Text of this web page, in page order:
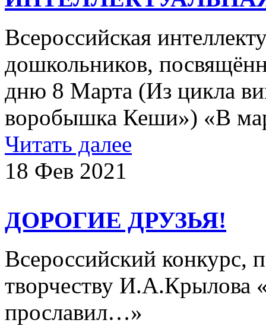
Всероссийская
дошкольников,
дню 8 Марта (Из цикла
воробышка Кеши») «В
Читать далее
18 Фев 2021
ДОРОГИЕ ДРУЗЬЯ!
Всероссийский конкурс,
творчеству И.А.Крылова
прославил…»